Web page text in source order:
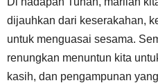
dijauhkan dari keserakahan,
untuk menguasai sesama.
renungkan menuntun kita
kasih, dan pengampunan